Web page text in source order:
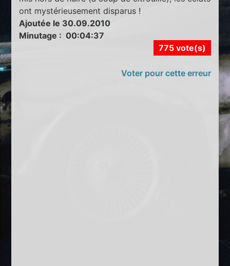
ont mystérieusement disparus !
Ajoutée le 30.09.2010
Minutage : 00:04:37
775 vote(s)
Voter pour cette erreur